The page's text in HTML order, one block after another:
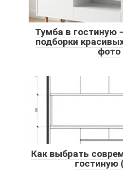
Тумба в гостиную
подборки
фото
Как выбрать
гостиную